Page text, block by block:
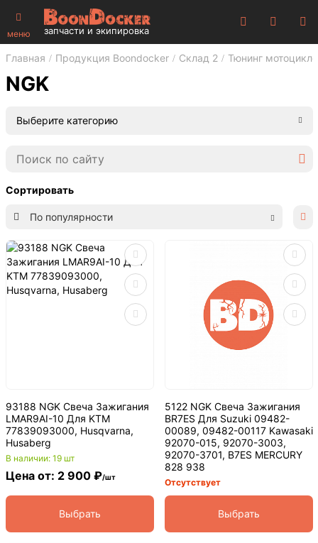
меню запчасти и экипировка
Главная Продукция Boondocker Склад 2 Тюнинг
NGK
Выберите категорию
Сортировать
По популярности
93188 NGK Свеча Зажигания
LMAR9AI-10 Для KTM
77839093000, Husqvarna,
Husaberg
В наличии: 19 шт
Цена от: 2 900 ₽/шт
Выбрать
5122 NGK Свеча Зажигания
BR7ES Для Suzuki 09482-
00089, 09482-00117 Kawasaki
92070-015, 92070-3003,
92070-3701, B7ES MERCURY
828 938
Отсутствует
Выбрать